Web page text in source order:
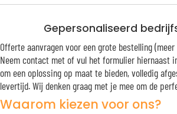
Gepersonaliseerd
Offerte aanvragen voor een grote bestelling
Neem contact met of vul het formulier hiernaast
om een oplossing op maat te bieden, volledig
levertijd. Wij denken graag met je mee om de
Waarom kiezen voor ons?